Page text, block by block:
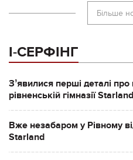
Більше
І-СЕРФІНГ
Зʼявилися перші деталі про
рівненській гімназії Starland
Вже незабаром у Рівному
Starland